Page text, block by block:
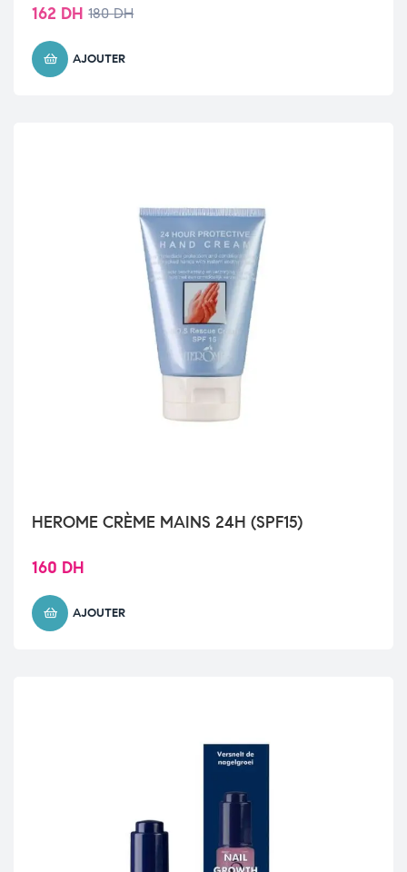
180DH
162 DH
AJOUTER
HEROME CRÈME MAINS 24H (SPF15)
160 DH
AJOUTER